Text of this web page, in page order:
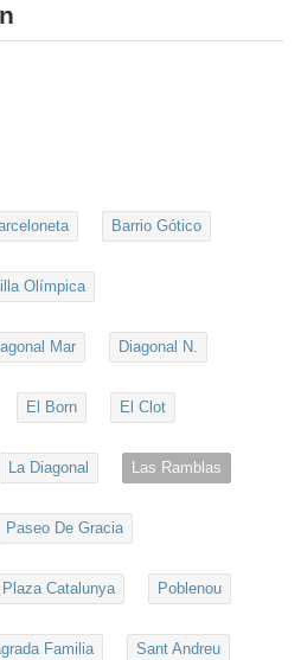
Barrio Gótico
Olímpica
Mar Diagonal N.
El Born El Clot
La Diagonal Las Ramblas
Paseo De Gracia
Plaza Catalunya Poblenou
Familia Sant Andreu